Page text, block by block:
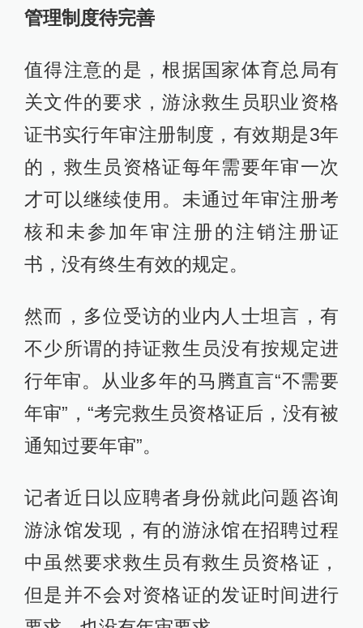
管理制度待完善
值得注意的是，根据国家体育总局有
关文件的要求，游泳救生员职业资格
证书实行年审注册制度，有效期是3年
的，救生员资格证每年需要年审一次
才可以继续使用。未通过年审注册考
核和未参加年审注册的注销注册证
书，没有终生有效的规定。
然而，多位受访的业内人士坦言，有
不少所谓的持证救生员没有按规定进
行年审。从业多年的马腾直言“不需要
年审”，“考完救生员资格证后，没有被
通知过要年审”。
记者近日以应聘者身份就此问题咨询
游泳馆发现，有的游泳馆在招聘过程
中虽然要求救生员有救生员资格证，
但是并不会对资格证的发证时间进行